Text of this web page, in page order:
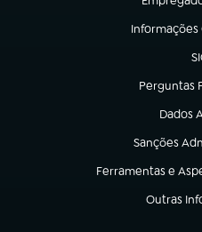
(abre em
Informações
(abre em
Perguntas
(abre em
Dados
(abre
Sanções
(abre em
Ferramentas e
(abre em nova aba)
Outras
(abre em